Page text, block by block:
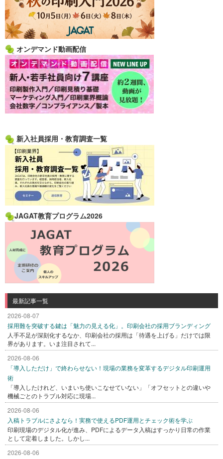
オンデマンド動画配信
新入社員採用・教育調査一覧
JAGAT教育プログラム2026
最新記事一覧
2026-08-07
採用難を突破する鍵は「魅力の見える化」。印刷会社の採用ブランディング
人手不足が深刻化するなか、印刷会社の採用は「待遇を上げる」だけでは限
界があります。いま注目されて...
2026-08-06
「導入しただけ」で終わらせない！現場の業務を変革するデジタル印刷運用
術
「導入したけれど、いまいち使いこなせていない」「オフセットとの違いや
機械ごとのトラブル対応に現場...
2026-08-06
入稿トラブルにさよなら！実務で使えるPDF運用とチェック術を学ぶ
印刷現場のデジタル化が進み、PDFによるデータ入稿はすっかり日常の作業
として定着しました。しかし...
2026-08-06